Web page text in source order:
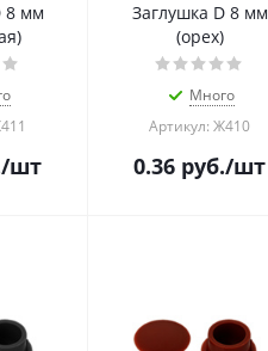
8 мм
/шт
Заглушка D 8 мм
(орех)
Много
Артикул: Ж410
0.36 руб./шт